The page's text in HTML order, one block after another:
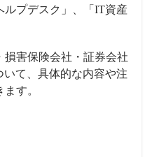
ルプデスク」、「IT資産
損害保険会社・証券会社
て、具体的な内容や注
す。